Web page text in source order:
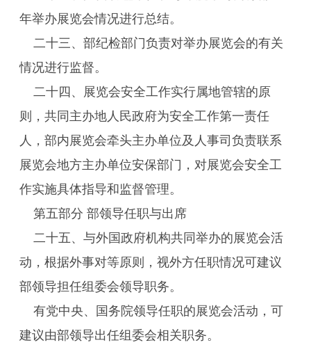
年举办展览会情况进行总结。
二十三、部纪检部门负责对举办展览会的有关
情况进行监督。
二十四、展览会安全工作实行属地管辖的原
则，共同主办地人民政府为安全工作第一责任
人，部内展览会牵头主办单位及人事司负责联系
展览会地方主办单位安保部门，对展览会安全工
作实施具体指导和监督管理。
第五部分 部领导任职与出席
二十五、与外国政府机构共同举办的展览会活
动，根据外事对等原则，视外方任职情况可建议
部领导担任组委会领导职务。
有党中央、国务院领导任职的展览会活动，可
建议由部领导出任组委会相关职务。